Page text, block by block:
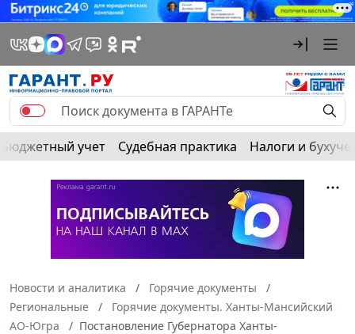
Бюджетный учет Судебная практика Налоги и
Новости и аналитика
Горячие документы
Региональные
Горячие документы. Ханты-Мансийский
АО-Югра
Постановление Губернатора Ханты-